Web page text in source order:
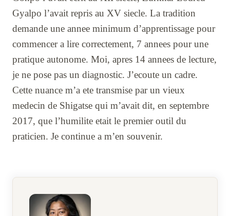
Gyalpo l’avait repris au XV siecle. La tradition
demande une annee minimum d’apprentissage pour
commencer a lire correctement, 7 annees pour une
pratique autonome. Moi, apres 14 annees de lecture,
je ne pose pas un diagnostic. J’ecoute un cadre.
Cette nuance m’a ete transmise par un vieux
medecin de Shigatse qui m’avait dit, en septembre
2017, que l’humilite etait le premier outil du
praticien. Je continue a m’en souvenir.